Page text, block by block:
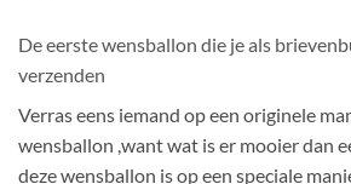
De eerste wensballon die je als
verzenden
Verras eens iemand op een originele
wensballon ,want wat is er mooier dan
deze wensballon is op een speciale